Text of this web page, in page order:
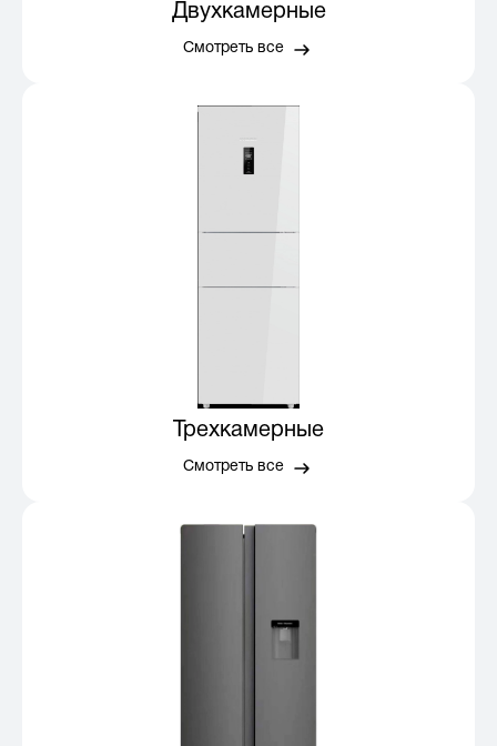
Двухкамерные
Смотреть все
Трехкамерные
Смотреть все